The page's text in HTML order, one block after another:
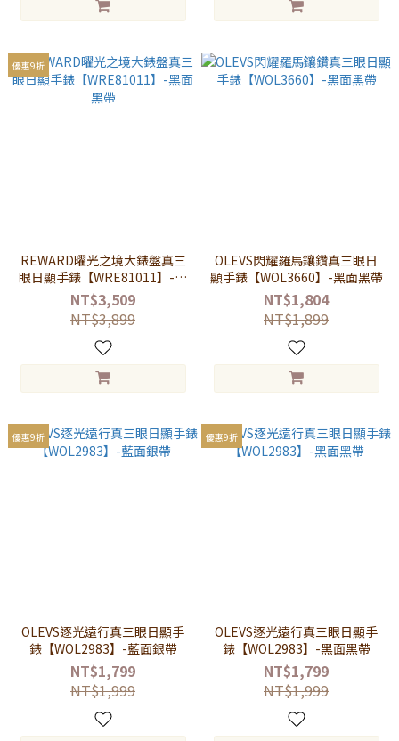
優惠9折
REWARD曜光之境大錶盤真三
眼日顯手錶【WRE81011】-黑
面黑帶
NT$3,509
NT$3,899
OLEVS閃耀羅馬鑲鑽真三眼日
顯手錶【WOL3660】-黑面黑帶
NT$1,804
NT$1,899
優惠9折
OLEVS逐光遠行真三眼日顯手
錶【WOL2983】-藍面銀帶
NT$1,799
NT$1,999
優惠9折
OLEVS逐光遠行真三眼日顯手
錶【WOL2983】-黑面黑帶
NT$1,799
NT$1,999